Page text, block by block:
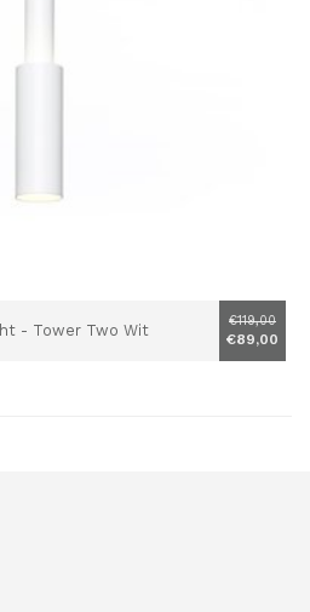
- Tower Two Wit
€119,00
€89,00